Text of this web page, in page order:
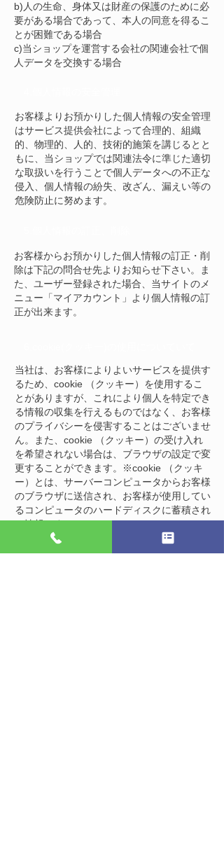
b)人の生命、身体又は財産の保護のために必
要がある場合であって、本人の同意を得るこ
とが困難である場合
c)当ショップを運営する会社の関連会社で個
人データを交換する場合
お客様よりお預かりした個人情報の安全管理
はサービス提供会社によって合理的、組織
的、物理的、人的、技術的施策を講じるとと
もに、当ショップでは関連法令に準じた適切
な取扱いを行うことで個人データへの不正な
侵入、個人情報の紛失、改ざん、漏えい等の
危険防止に努めます。
お客様からお預かりした個人情報の訂正・削
除は下記の問合せ先よりお知らせ下さい。
ま
た、ユーザー登録された場合、当サイトのメ
ニュー「マイアカウント」より個人情報の訂
正が出来ます。
当社は、お客様によりよいサービスを提供す
るため、cookie （クッキー）を使用するこ
とがありますが、これにより個人を特定でき
る情報の収集を行えるものではなく、お客様
のプライバシーを侵害することはございませ
ん。
また、cookie （クッキー）の受け入れ
を希望されない場合は、ブラウザの設定で変
更することができます。
※cookie （クッキ
ー）とは、サーバーコンピュータからお客様
のブラウザに送信され、お客様が使用してい
るコンピュータのハードディスクに蓄積され
る情報です。
7.SSLの使用について